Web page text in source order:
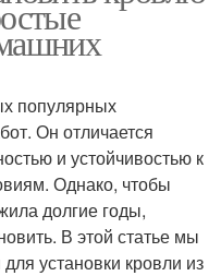
популярных
Он отличается
и устойчивостью к
Однако, чтобы
долгие годы,
В этой статье мы
установки кровли из